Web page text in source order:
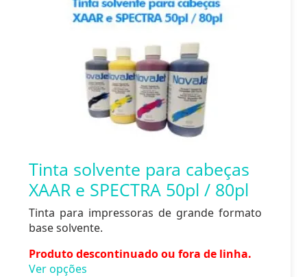
Tinta solvente para cabeças
XAAR e SPECTRA 50pl / 80pl
Tinta para impressoras de grande formato
base solvente.
Produto descontinuado ou fora de linha.
Ver opções